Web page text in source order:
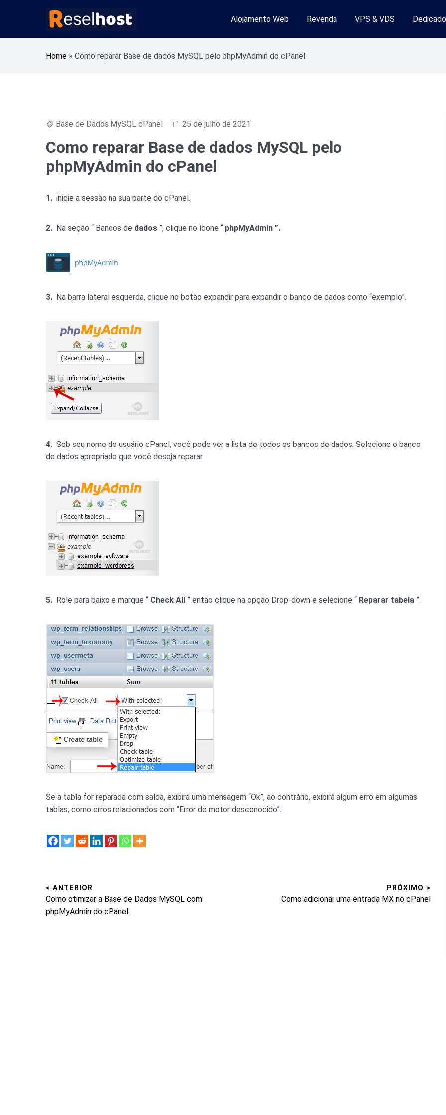
Reselhost
Alojamento Web Rápido e Seguro Revenda Alojamento Web
Alojamento Web Revenda VPS & VDS
Home » Como reparar Base de dados MySQL pelo phpMyAdmin do cPanel
Base de Dados MySQL cPanel 25 de julho de 2021
Como reparar Base de dados MySQL pelo
phpMyAdmin do cPanel
1. inicie a sessão na sua parte do cPanel.
2. Na seção “ Bancos de dados ”, clique no ícone “ phpMyAdmin ”.
3. Na barra lateral esquerda, clique no botão expandir para expandir o banco de dados como “exemplo”.
4. Sob seu nome de usuário cPanel, você pode ver a lista de todos os bancos de dados. Selecione o banco
de dados apropriado que você deseja reparar.
5. Role para baixo e marque “ Check All ” então clique na opção Drop-down e selecione “ Reparar tabela ”.
Se a tabla for reparada com saída, exibirá uma mensagem “Ok”, ao contrário, exibirá algum erro em algumas
tablas, como erros relacionados com “Error de motor desconocido”.
Navegação
de
< ANTERIOR
Post
anterior:
Como otimizar a Base de Dados MySQL com
phpMyAdmin do cPanel
PRÓXIMO >
Próximo
Como adicionar uma entrada MX no cPanel